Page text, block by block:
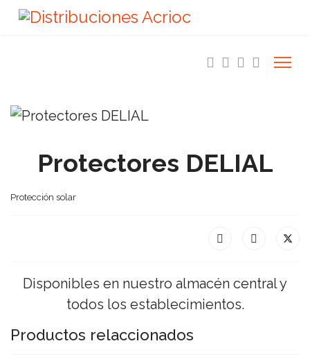
Protectores DELIAL
Protección solar
Disponibles en nuestro almacén central y
todos los establecimientos.
Productos relaccionados